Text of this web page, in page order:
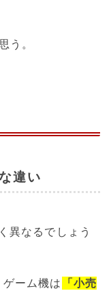
う。
違い
異なるでしょう
ゲーム機は 「小売